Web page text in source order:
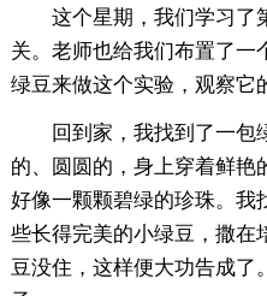
这个星期，我们学习了
关。老师也给我们布置了一
绿豆来做这个实验，观察它
回到家，我找到了一包
的、圆圆的，身上穿着鲜艳
好像一颗颗碧绿的珍珠。我
些长得完美的小绿豆，撒在
豆没住，这样便大功告成了